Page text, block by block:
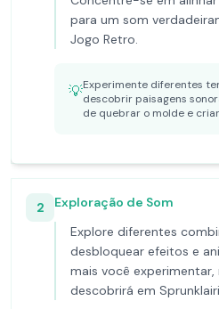
para um som
Jogo Retro.
💡Experimente diferentes
descobrir paisagens
de quebrar o molde e
2
Exploração de Som
Explore diferentes
desbloquear efeitos e
mais você experimentar,
descobrirá em